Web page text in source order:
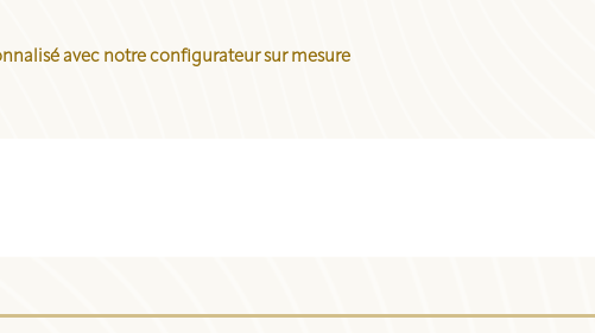
avec notre configurateur sur mesure